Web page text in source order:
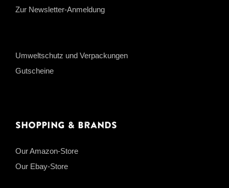
Zur Newsletter-Anmeldung
Umweltschutz und Verpackungen
Gutscheine
Shopping & Brands
Our Amazon-Store
Our Ebay-Store